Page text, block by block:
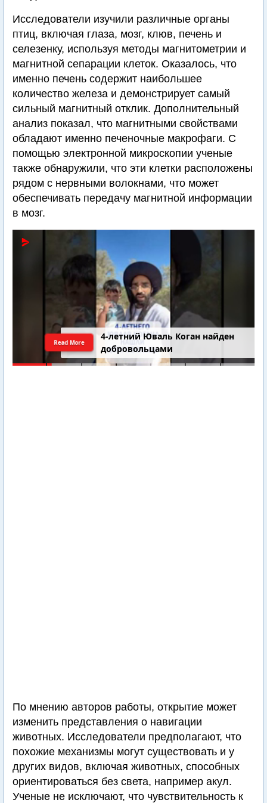
Исследователи изучили различные органы
птиц, включая глаза, мозг, клюв, печень и
селезенку, используя методы магнитометрии и
магнитной сепарации клеток. Оказалось, что
именно печень содержит наибольшее
количество железа и демонстрирует самый
сильный магнитный отклик. Дополнительный
анализ показал, что магнитными свойствами
обладают именно печеночные макрофаги. С
помощью электронной микроскопии ученые
также обнаружили, что эти клетки расположены
рядом с нервными волокнами, что может
обеспечивать передачу магнитной информации
в мозг.
4-летний Юваль Коган найден
добровольцами
Read More
По мнению авторов работы, открытие может
изменить представления о навигации
животных. Исследователи предполагают, что
похожие механизмы могут существовать и у
других видов, включая животных, способных
ориентироваться без света, например акул.
Ученые не исключают, что чувствительность к